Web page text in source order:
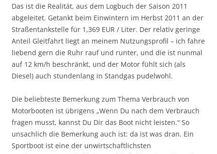
Das ist die Realität, aus dem Logbuch der Saison 2011
abgeleitet. Getankt beim Einwintern im Herbst 2011 an der
Straßentankstelle für 1,369 EUR / Liter. Der relativ geringe
Anteil Gleitfahrt liegt an meinem Nutzungsprofil – ich fahre
liebend gern die Ruhr rauf und runter, und die ist nunmal
auf 12 km/h beschränkt, und der Motor fühlt sich (als
Diesel) auch stundenlang in Standgas pudelwohl.
Die beliebteste Bemerkung zum Thema Verbrauch von
Motorbooten ist übrigens „Wenn Du nach dem Verbrauch
fragen musst, kannst Du Dir das Boot nicht leisten.“ So
unsachlich die Bemerkung auch ist: da ist was dran. Ein
Sportboot ist eine der unwirtschaftlichsten